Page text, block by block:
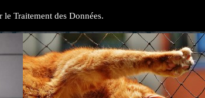
Traitement des Données.